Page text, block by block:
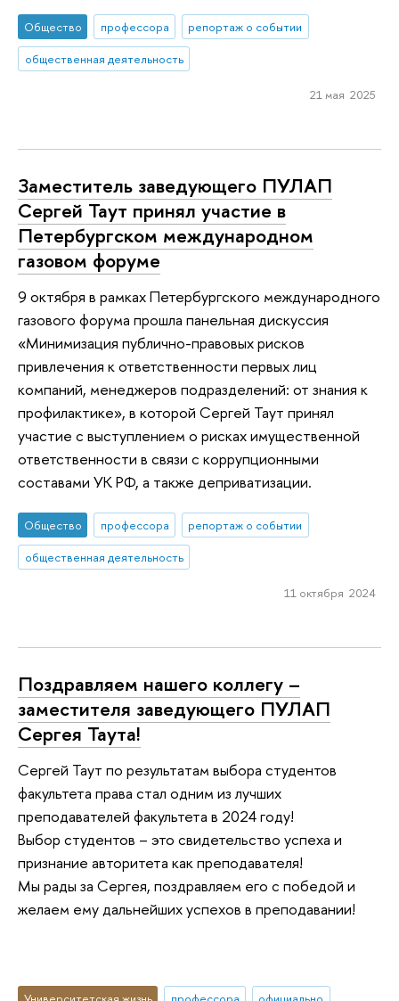
Общество профессора
репортаж о событии
общественная деятельность
21 мая 2025
Заместитель заведующего ПУЛАП
Сергей Таут принял участие в
Петербургском международном
газовом форуме
9 октября в рамках Петербургского международного
газового форума прошла панельная дискуссия
«Минимизация публично-правовых рисков
привлечения к ответственности первых лиц
компаний, менеджеров подразделений: от знания к
профилактике», в которой Сергей Таут принял
участие с выступлением о рисках имущественной
ответственности в связи с коррупционными
составами УК РФ, а также деприватизации.
Общество профессора
репортаж о событии
общественная деятельность
11 октября 2024
Поздравляем нашего коллегу –
заместителя заведующего ПУЛАП
Сергея Таута!
Сергей Таут по результатам выбора студентов
факультета права стал одним из лучших
преподавателей факультета в 2024 году!
Выбор студентов – это свидетельство успеха и
признание авторитета как преподавателя!
Мы рады за Сергея, поздравляем его с победой и
желаем ему дальнейших успехов в преподавании!